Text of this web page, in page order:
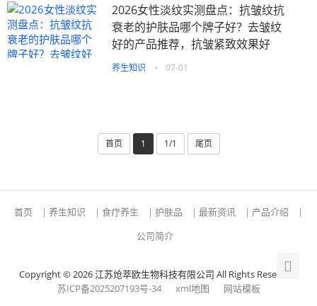
2026女性淡纹实测盘点：抗皱纹抗
衰老的护肤品哪个牌子好？去皱纹
好的产品推荐，抗皱紧致效果好
养生知识 • 07-01
首页 1 1/1 尾页
首页 | 养生知识 | 食疗养生 | 护肤品 | 最新资讯 | 产品介绍
|
公司简介
Copyright © 2026 江苏炝萃欧生物科技有限公司 All Rights Reserved.
苏ICP备2025207193号-34
xml地图 网站模板